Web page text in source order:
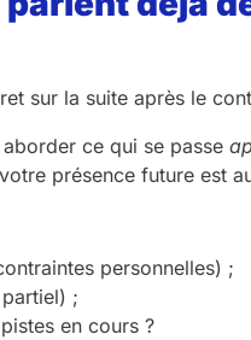
aborder ce qui se passe
présence future est
personnelles) ;
;
en cours ?